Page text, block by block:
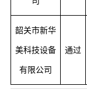
韶关市新华
美科技设备
有限公司
通过